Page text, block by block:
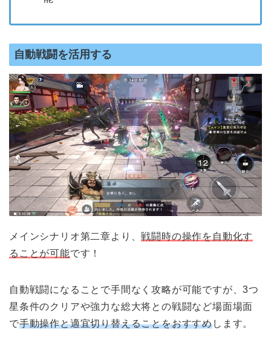
自動戦闘を活用する
メインシナリオ第二章より、戦闘時の操作を自動化す
ることが可能です！
自動戦闘になることで手間なく攻略が可能ですが、3つ
星条件のクリアや強力な総大将との戦闘など場面場面
で手動操作と適宜切り替えることをおすすめします。